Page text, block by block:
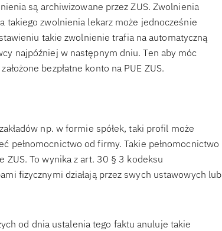
są archiwizowane przez ZUS. Zwolnienia
takiego zwolnienia lekarz może jednocześnie
takie zwolnienie trafia na automatyczną
najpóźniej w następnym dniu. Ten aby móc
bezpłatne konto na PUE ZUS.
np. w formie spółek, taki profil może
pełnomocnictwo od firmy. Takie pełnomocnictwo
ZUS. To wynika z art. 30 § 3 kodeksu
fizycznymi działają przez swych ustawowych lub
od dnia ustalenia tego faktu anuluje takie